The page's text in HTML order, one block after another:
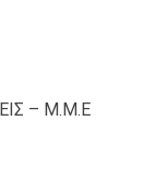
– Μ.Μ.Ε